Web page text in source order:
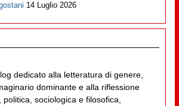
14 Luglio 2026
dedicato alla letteratura di genere,
dominante e alla riflessione
sociologica e filosofica,